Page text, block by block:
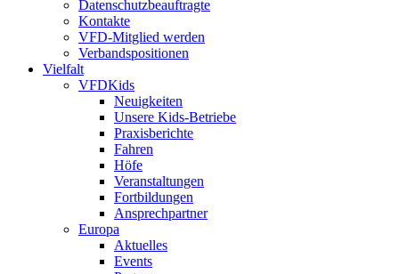
Datenschutzbeauftragte
Kontakte
VFD-Mitglied werden
Verbandspositionen
Vielfalt
VFDKids
Neuigkeiten
Unsere Kids-Betriebe
Praxisberichte
Fahren
Höfe
Veranstaltungen
Fortbildungen
Ansprechpartner
Europa
Aktuelles
Events